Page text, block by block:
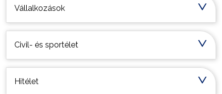
Vállalkozások
Civil- és sportélet
Hitélet